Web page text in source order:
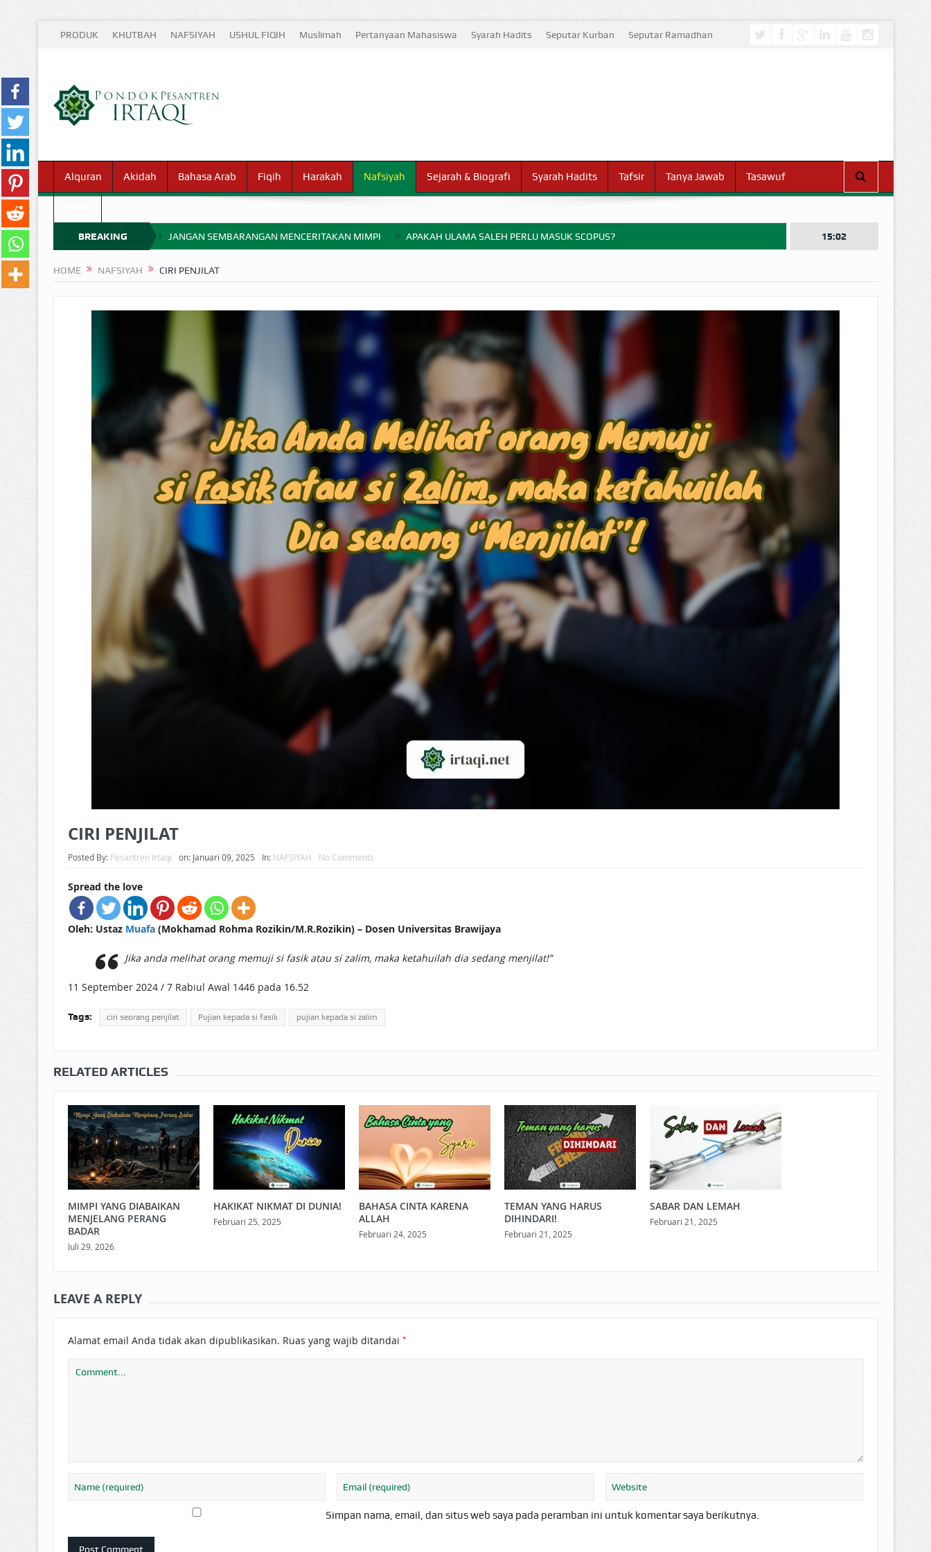
PRODUK KHUTBAH NAFSIYAH USHUL FIQIH Muslimah Pertanyaan Mahasiswa Syarah Hadits Seputar Kurban Seputar Ramadhan
Alquran Akidah Bahasa Arab Fiqih Harakah Nafsiyah Sejarah & Biografi Syarah Hadits Tafsir Tanya Jawab Tasawuf
BREAKING
NEWS
JANGAN SEMBARANGAN MENCERITAKAN MIMPI APAKAH ULAMA SALEH PERLU MASUK SCOPUS?
BAGAIMANA CARA MEMBAYAR ZAKAT UANG? UANG HARAM BISA MENJADI HALAL JIKA SEBAB KEPEMILIKANNYA BERUBAH
BAHASA CINTA KARENA ALLAH HUKUM MEMBAYAR ZAKAT DENGAN CARA MENGANGSUR
HUKUM MEMBAYAR ZAKAT KEPADA KERABAT SENDIRI
15:02
HOME NAFSIYAH CIRI PENJILAT
CIRI PENJILAT
Posted By: Pesantren Irtaqi on: Januari 09, 2025 In: NAFSIYAH No Comments
Spread the love
Oleh: Ustaz Muafa(Mokhamad Rohma Rozikin/M.R.Rozikin) – Dosen Universitas Brawijaya
Jika anda melihat orang memuji si fasik atau si zalim, maka ketahuilah dia sedang menjilat!”
11 September 2024 / 7 Rabiul Awal 1446 pada 16.52
Tags: ciri seorang penjilat Pujian kepada si fasik pujian kepada si zalim
RELATED ARTICLES
MIMPI YANG DIABAIKAN
MENJELANG PERANG
BADAR
Juli 29, 2026
HAKIKAT NIKMAT DI DUNIA!
Februari 25, 2025
BAHASA CINTA KARENA
ALLAH
Februari 24, 2025
TEMAN YANG HARUS
DIHINDARI!
Februari 21, 2025
SABAR DAN LEMAH
Februari 21, 2025
LEAVE A REPLY
Alamat email Anda tidak akan dipublikasikan. Ruas yang wajib ditandai *
Simpan nama, email, dan situs web saya pada peramban ini untuk komentar saya berikutnya.